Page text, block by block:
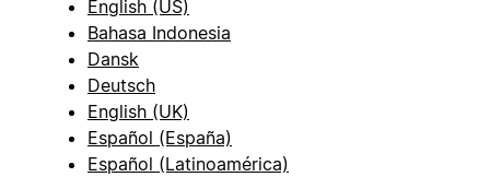
English (US)
Bahasa Indonesia
Dansk
Deutsch
English (UK)
Español (España)
Español (Latinoamérica)